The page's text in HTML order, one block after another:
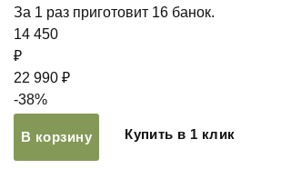
За 1 раз приготовит 16 банок.
14 450
₽
22 990 ₽
-38%
В корзину Купить в 1 клик